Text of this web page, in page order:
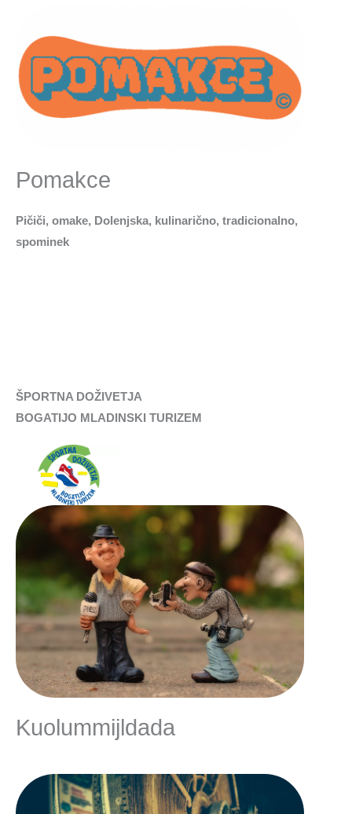
Pomakce
Pičiči, omake, Dolenjska, kulinarično, tradicionalno,
spominek
ŠPORTNA DOŽIVETJA
BOGATIJO MLADINSKI TURIZEM
Kuolummijldada